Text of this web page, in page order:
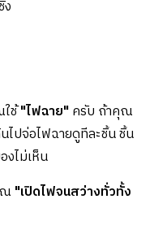
ใช้"ไฟฉาย"ครับ ถ้าคุณ
ไปจ่อไฟฉายดูทีละชิ้น ชิ้น
ไม่เห็น
"เปิดไฟจนสว่างทั่วทั้ง